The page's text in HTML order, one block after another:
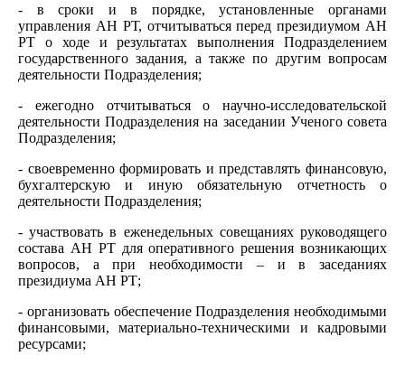
- в сроки и в порядке, установленные органами
управления АН РТ, отчитываться перед президиумом АН
РТ о ходе и результатах выполнения Подразделением
государственного задания, а также по другим вопросам
деятельности Подразделения;
- ежегодно отчитываться о научно-исследовательской
деятельности Подразделения на заседании Ученого совета
Подразделения;
- своевременно формировать и представлять финансовую,
бухгалтерскую и иную обязательную отчетность о
деятельности Подразделения;
- участвовать в еженедельных совещаниях руководящего
состава АН РТ для оперативного решения возникающих
вопросов, а при необходимости – и в заседаниях
президиума АН РТ;
- организовать обеспечение Подразделения необходимыми
финансовыми, материально-техническими и кадровыми
ресурсами;